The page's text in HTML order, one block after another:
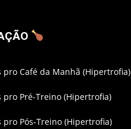
pro Café da Manhã (Hipertrofia)
pro Pré-Treino (Hipertrofia)
pro Pós-Treino (Hipertrofia)